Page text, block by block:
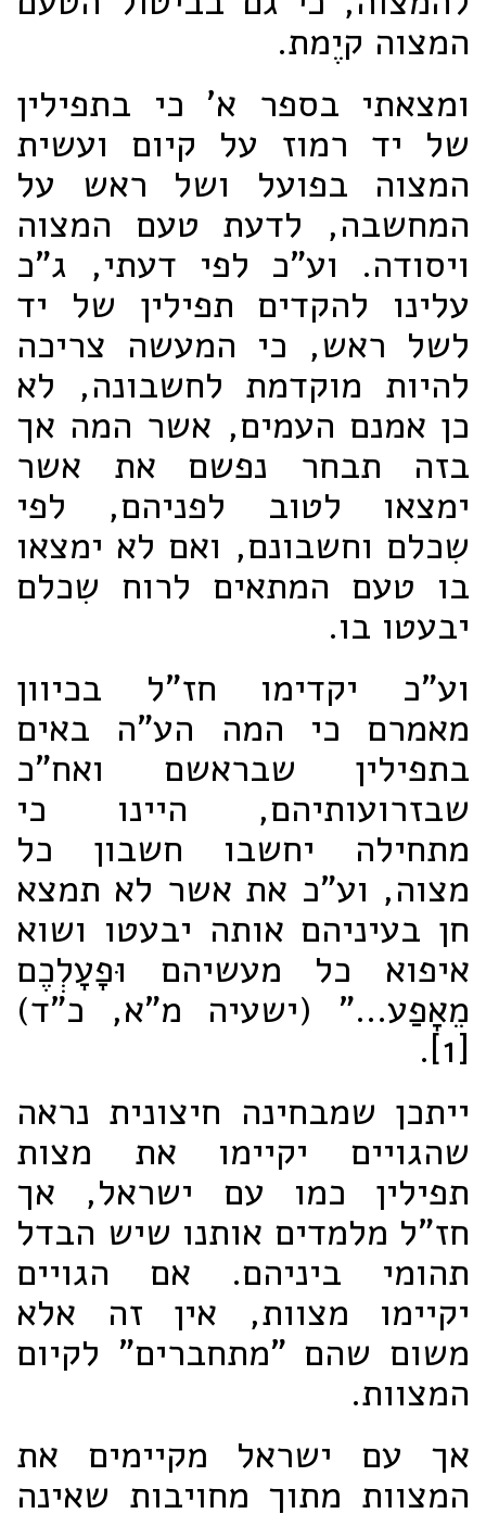
המצוה קיֶמת.
ומצאתי בספר א' כי בתפילין
של יד רמוז על קיום ועשית
המצוה בפועל ושל ראש על
המחשבה, לדעת טעם המצוה
ויסודה. וע"כ לפי דעתי, ג"כ
עלינו להקדים תפילין של יד
לשל ראש, כי המעשה צריכה
להיות מוקדמת לחשבונה, לא
כן אמנם העמים, אשר המה אך
בזה תבחר נפשם את אשר
ימצאו לטוב לפניהם, לפי
שִכלם וחשבונם, ואם לא ימצאו
בו טעם המתאים לרוח שִכלם
יבעטו בו.
וע"כ יקדימו חז"ל בכיוון
מאמרם כי המה הע"ה באים
בתפילין שבראשם ואח"כ
שבזרועותיהם, היינו כי
מתחילה יחשבו חשבון כל
מצוה, וע"כ את אשר לא תמצא
חן בעיניהם אותה יבעטו ושוא
איפוא כל מעשיהם וּפָעָלְכֶם
מֵאָפַע..." (ישעיה מ"א, כ"ד)
[1].
ייתכן שמבחינה חיצונית נראה
שהגויים יקיימו את מצות
תפילין כמו עם ישראל, אך
חז"ל מלמדים אותנו שיש הבדל
תהומי ביניהם. אם הגויים
יקיימו מצוות, אין זה אלא
משום שהם "מתחברים" לקיום
המצוות.
אך עם ישראל מקיימים את
המצוות מתוך מחויבות שאינה